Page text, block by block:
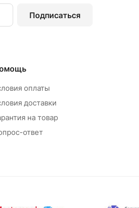
Подписаться
оплаты
доставки
на товар
ответ